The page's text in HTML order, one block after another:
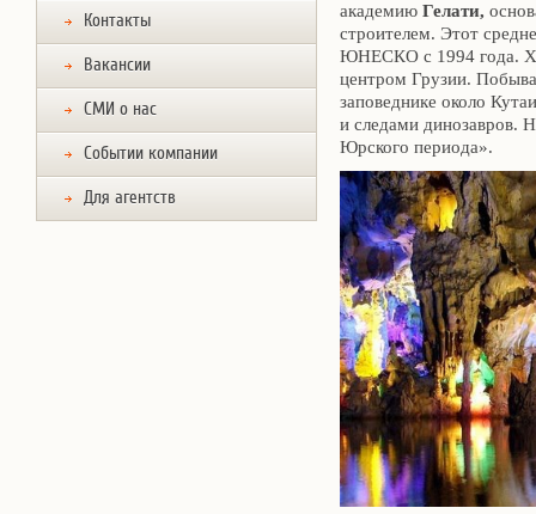
Контакты
Вакансии
СМИ о нас
Событии компании
Для агентств
академию Гелати,
строителем. Этот
ЮНЕСКО с 1994 года.
центром Грузии.
заповеднике около
и следами динозавров.
Юрского периода».